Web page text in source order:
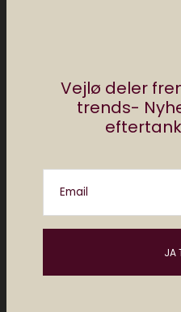
Vejlø deler
trends-
Email